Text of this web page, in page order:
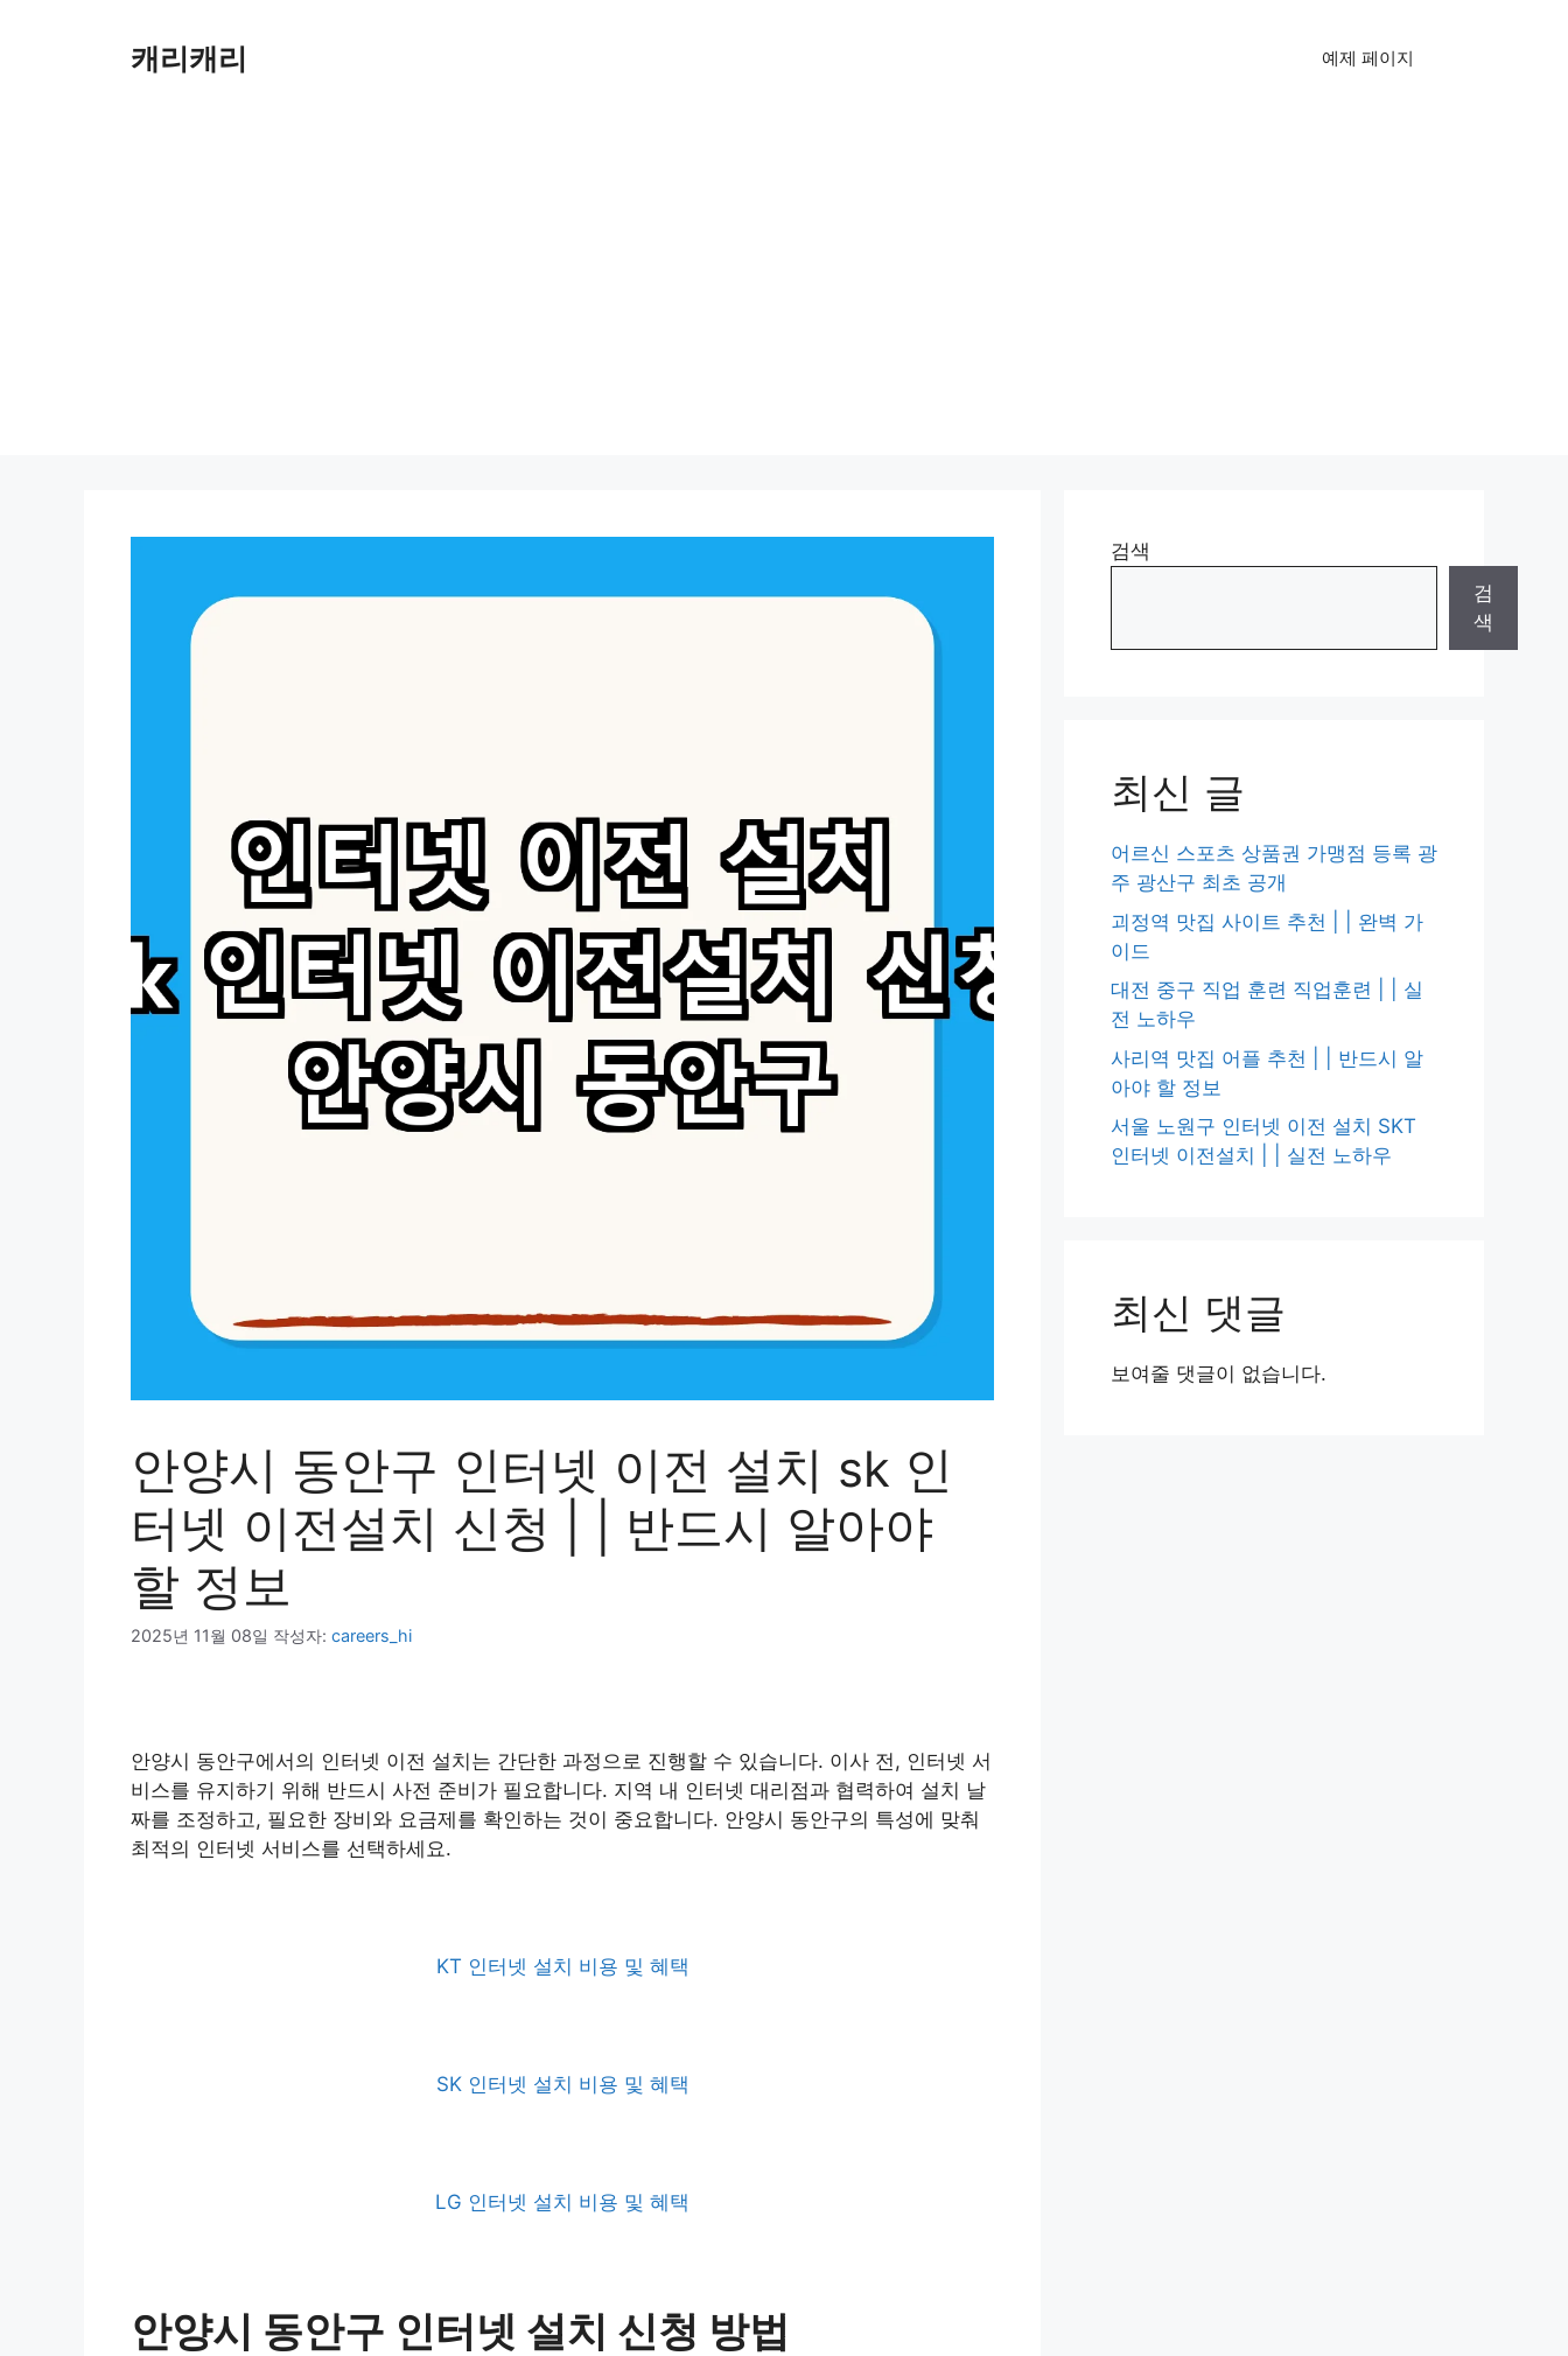
캐리캐리 예제 페이지
안양시 동안구 인터넷 이전 설치 sk 인
터넷 이전설치 신청 | | 반드시 알아야
할 정보
2025년 11월 08일 작성자: careers_hi
안양시 동안구에서의 인터넷 이전 설치는 간단한 과정으로 진행할 수 있습니다. 이사 전, 인터넷 서
비스를 유지하기 위해 반드시 사전 준비가 필요합니다. 지역 내 인터넷 대리점과 협력하여 설치 날
짜를 조정하고, 필요한 장비와 요금제를 확인하는 것이 중요합니다. 안양시 동안구의 특성에 맞춰
최적의 인터넷 서비스를 선택하세요.
KT 인터넷 설치 비용 및 혜택
SK 인터넷 설치 비용 및 혜택
LG 인터넷 설치 비용 및 혜택
안양시 동안구 인터넷 설치 신청 방법
검색
검
색
최신 글
어르신 스포츠 상품권 가맹점 등록 광
주 광산구 최초 공개
괴정역 맛집 사이트 추천 | | 완벽 가
이드
대전 중구 직업 훈련 직업훈련 | | 실
전 노하우
사리역 맛집 어플 추천 | | 반드시 알
아야 할 정보
서울 노원구 인터넷 이전 설치 SKT
인터넷 이전설치 | | 실전 노하우
최신 댓글
보여줄 댓글이 없습니다.